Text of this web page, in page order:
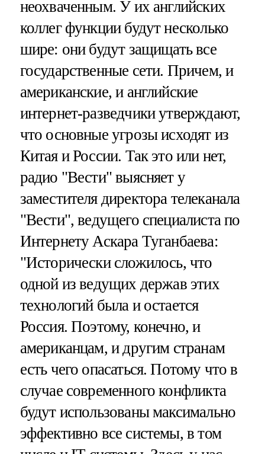
неохваченным. У их английских
коллег функции будут несколько
шире: они будут защищать все
государственные сети. Причем, и
американские, и английские
интернет-разведчики утверждают,
что основные угрозы исходят из
Китая и России. Так это или нет,
радио "Вести" выясняет у
заместителя директора телеканала
"Вести", ведущего специалиста по
Интернету Аскара Туганбаева:
"Исторически сложилось, что
одной из ведущих держав этих
технологий была и остается
Россия. Поэтому, конечно, и
американцам, и другим странам
есть чего опасаться. Потому что в
случае современного конфликта
будут использованы максимально
эффективно все системы, в том